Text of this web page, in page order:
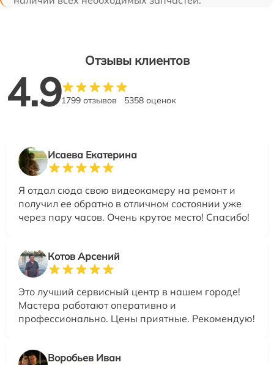
Отзывы клиентов
4.91799 отзывов 5358 оценок
Исаева Екатерина
Я отдал сюда свою видеокамеру на ремонт и
получил ее обратно в отличном состоянии уже
через пару часов. Очень крутое место! Спасибо!
Котов Арсений
Это лучший сервисный центр в нашем городе!
Мастера работают оперативно и
профессионально. Цены приятные. Рекомендую!
Воробьев Иван